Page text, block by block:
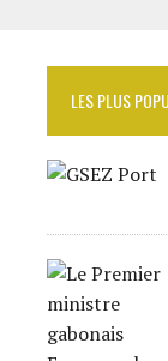
LES PLUS